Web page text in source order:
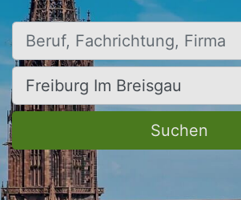
Beruf, Fachrichtung, Firma
Ort, Stadt
Suchen